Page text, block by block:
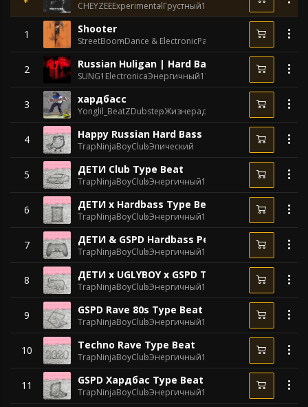
CHEYZEEExperimentalГрустный124 BPM
1 Shooter
StreetBoomDance & ElectronicРазъяренный 157 BPM
2 Russian Huligan | Hard Bass | Rave | GSPD
SUNG1 ElectronicaЭнергичный170 BPM
3 хардбасс
Yonglil_BeatZDubstepЖизнерадостный 160 BPM
4 Happy Russian Hard Bass Type Beat
TrapNinjaBoyClubЭпический
5 ДЕТИ Club Type Beat
TrapNinjaBoyClubЭнергичный126 BPM
6 ДЕТИ x Hardbass Type Beat
TrapNinjaBoyClubЭнергичный170 BPM
7 ДЕТИ & GSPD Hardbass Рейв Type Beat
TrapNinjaBoyClubЭнергичный160 BPM
8 ДЕТИ x UGLYBOY x GSPD Type Beat
TrapNinjaBoyClubЭнергичный160 BPM
9 GSPD Rave 80s Type Beat
TrapNinjaBoyClubЭнергичный135 BPM
10 Techno Rave Type Beat
TrapNinjaBoyClubЭнергичный150 BPM
11 GSPD Хардбас Type Beat
TrapNinjaBoyClubЭнергичный150 BPM